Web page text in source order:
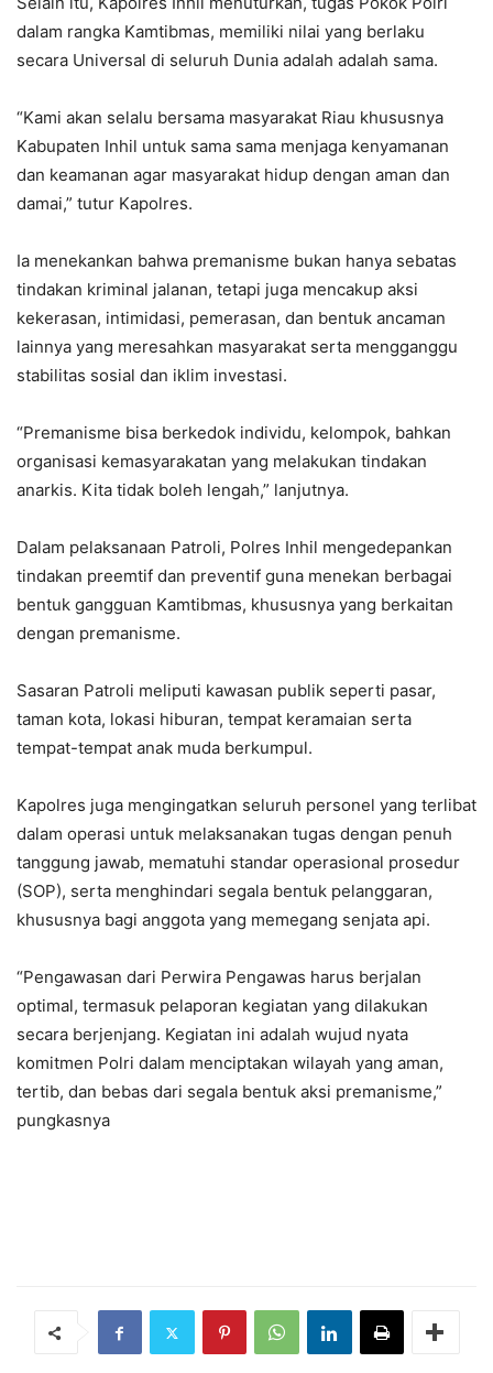
dalam rangka Kamtibmas, memiliki nilai yang berlaku
secara Universal di seluruh Dunia adalah adalah sama.
“Kami akan selalu bersama masyarakat Riau khususnya
Kabupaten Inhil untuk sama sama menjaga kenyamanan
dan keamanan agar masyarakat hidup dengan aman dan
damai,” tutur Kapolres.
Ia menekankan bahwa premanisme bukan hanya sebatas
tindakan kriminal jalanan, tetapi juga mencakup aksi
kekerasan, intimidasi, pemerasan, dan bentuk ancaman
lainnya yang meresahkan masyarakat serta mengganggu
stabilitas sosial dan iklim investasi.
“Premanisme bisa berkedok individu, kelompok, bahkan
organisasi kemasyarakatan yang melakukan tindakan
anarkis. Kita tidak boleh lengah,” lanjutnya.
Dalam pelaksanaan Patroli, Polres Inhil mengedepankan
tindakan preemtif dan preventif guna menekan berbagai
bentuk gangguan Kamtibmas, khususnya yang berkaitan
dengan premanisme.
Sasaran Patroli meliputi kawasan publik seperti pasar,
taman kota, lokasi hiburan, tempat keramaian serta
tempat-tempat anak muda berkumpul.
Kapolres juga mengingatkan seluruh personel yang terlibat
dalam operasi untuk melaksanakan tugas dengan penuh
tanggung jawab, mematuhi standar operasional prosedur
(SOP), serta menghindari segala bentuk pelanggaran,
khususnya bagi anggota yang memegang senjata api.
“Pengawasan dari Perwira Pengawas harus berjalan
optimal, termasuk pelaporan kegiatan yang dilakukan
secara berjenjang. Kegiatan ini adalah wujud nyata
komitmen Polri dalam menciptakan wilayah yang aman,
tertib, dan bebas dari segala bentuk aksi premanisme,”
pungkasnya